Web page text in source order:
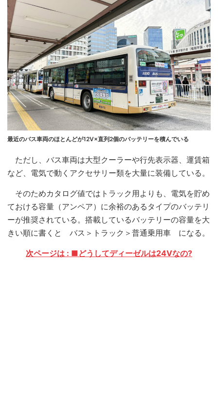
最近のバス車両のほとんどが12V×直列2個のバッテリーを積んでいる
ただし、バス車両は大型クーラーや行先表示器、運賃箱
など、電気で動くアクセサリー類を大量に装備している。
そのためカタログ値ではトラック用よりも、電気を貯め
ておける容量（アンペア）に余裕のあるタイプのバッテリ
ーが推奨されている。搭載しているバッテリーの容量を大
きい順に書くと バス＞トラック＞普通乗用車 になる。
次ページは : ■どうしてディーゼルは24Vなの?